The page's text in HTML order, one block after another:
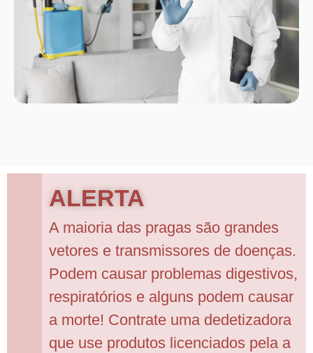
ALERTA
A maioria das pragas são grandes
vetores e transmissores de doenças.
Podem causar problemas digestivos,
respiratórios e alguns podem causar
a morte! Contrate uma dedetizadora
que use produtos licenciados pela a